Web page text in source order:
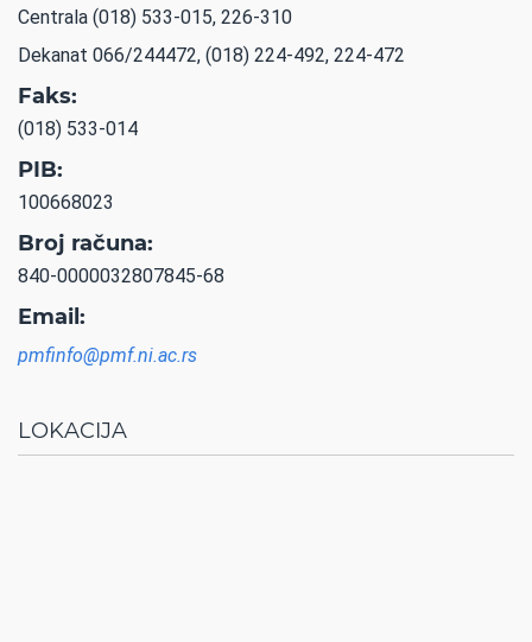
Centrala (018) 533-015, 226-310
Dekanat 066/244472, (018) 224-492, 224-472
Faks:
(018) 533-014
PIB:
100668023
Broj računa:
840-0000032807845-68
Email:
pmfinfo@pmf.ni.ac.rs
LOKACIJA